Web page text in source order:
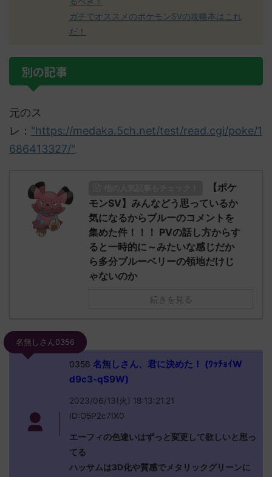
ガチでオススメのポケモンSVの攻略本はこれ
だ！
別の記事
元のス
レ： "https://medaka.5ch.net/test/read.cgi/poke/1
686413327/"
【ポケ
モンSV】みんなどう思っているか
気になるからブルーのコメントを
集めた件！！！ PVの話し方からす
ると一時的に～みたいな感じだか
ら多分ブルーベリーの領地だけじ
ゃないのか
続きを見る
名無しさん0356
0356 名無しさん、君に決めた！ (ﾜｯﾁｮｲW
d9c3-qS9W)
2023/06/13(火) 18:13:21.21
ID:O5P2c7IX0
エーフィの色違いはずっと変更して欲しいと思っ
てる
ハッサムは3D化や質感でメタリックグリーンに